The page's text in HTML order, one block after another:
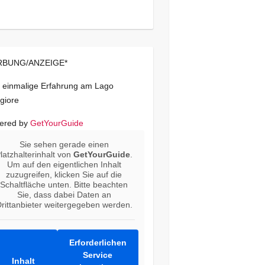
ANZEIGE*
einmalige Erfahrung am Lago
by GetYourGuide
Sie sehen gerade einen
vonGetYourGuide
Um auf den eigentlichen Inhalt
zuzugreifen, klicken Sie auf die
Schaltfläche unten. Bitte beachten
Sie, dass dabei Daten an
weitergegeben werden.
Inhalt
Erforderlichen
Service